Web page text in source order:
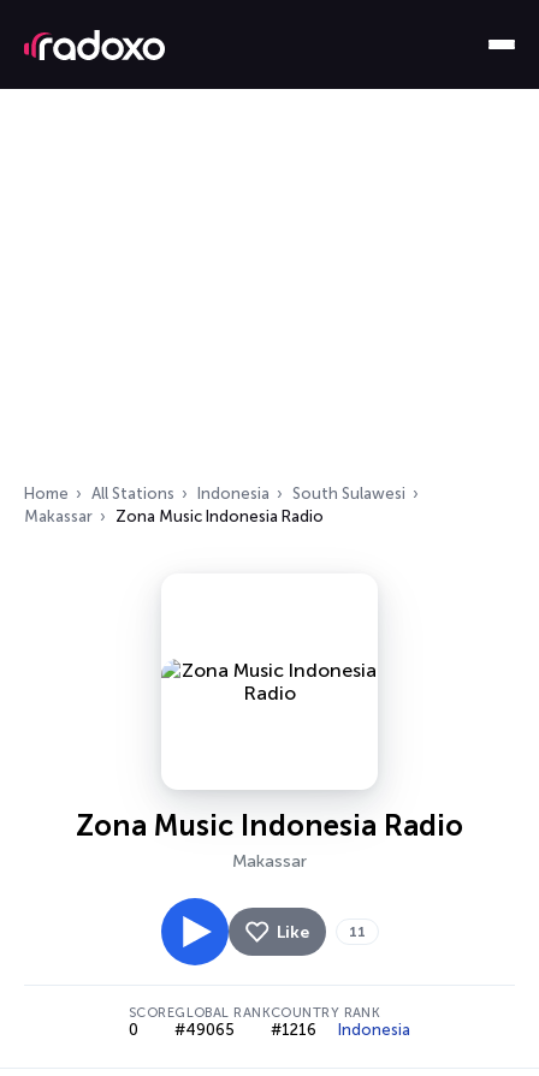
Home All Stations Indonesia
South Sulawesi
Makassar
Zona Music Indonesia Radio
Zona Music Indonesia Radio
Makassar
Like 11
SCORE
0
GLOBAL RANK
#49065
COUNTRY RANK
#1216 Indonesia